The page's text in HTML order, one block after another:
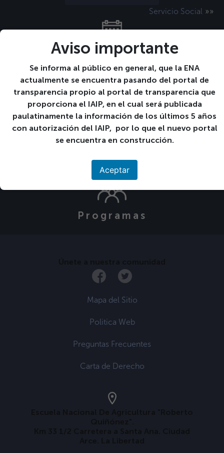
Aviso importante
Se informa al público en general, que la ENA
actualmente se encuentra pasando del portal de
transparencia propio al portal de transparencia que
proporciona el IAIP, en el cual será publicada
paulatinamente la información de los últimos 5 años
con autorización del IAIP, por lo que el nuevo portal
se encuentra en construcción.
Aceptar
Servicio Social »»
Calendario de
Actividades
Descargas
Preguntas Frecuentes
Programas
Mapa del Sitio
Politica Web
Preguntas Frecuentes
Carta de Derecho